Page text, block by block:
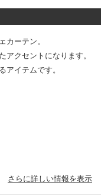
カーテン。
アクセントになります。
アイテムです。
さらに詳しい情報を表示